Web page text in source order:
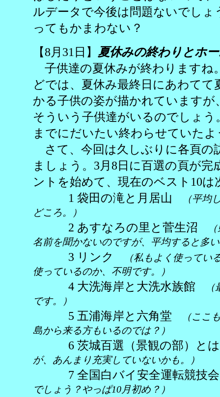
ルデータで今後は問題ないでし
ってもかまわない？
【8月31日】 夏休みの終わりとホ
子供達の夏休みが終わりますね
どでは、夏休み最終日にあわてて
かる子供の姿が描かれています
そういう子供達がいるのでしょう
までにだいたい終わらせていた
さて、今回は久しぶりに各頁の
ましょう。3月8日に百選の頁が
ントを始めて、現在のベスト10は
1 袋田の滝と月居山
（平均
どころ。）
2 あすなろの里と菅生沼
名前を聞かないのですが、平均すると多
3 リンク
（私もよく使ってい
使っているのか、不明です。）
4 大洗海岸と大洗水族館
です。）
5 五浦海岸と六角堂
（ここ
島から来る方もいるのでは？）
6 茨城百選（景観の部）とは
が、あんまり充実していないかも。）
7 全国白バイ安全運転競技会
でしょう？やっぱ10月初め？）